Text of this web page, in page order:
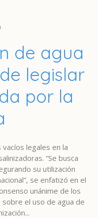
de agua
legislar
por la
legales en la
“Se busca
su utilización
se enfatizó en el
unánime de los
el uso de agua de